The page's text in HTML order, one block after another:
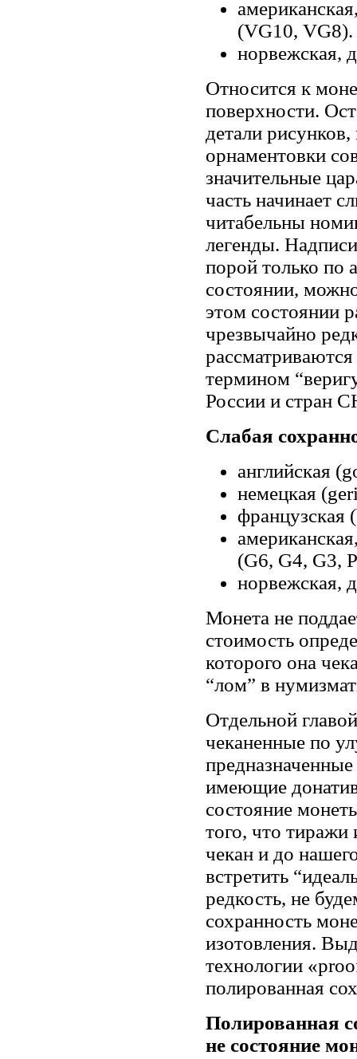
(VG10, VG8).
норвежская,
Относится к
поверхности.
детали
орнаментовки
значительные
часть начинает
читабельны
легенды.
порой только по
состоянии,
этом состоянии
чрезвычайно
термином
России и стран
Cлабая
английская
немецкая
французская
(G6, G4, G3,
норвежская,
Монета не
стоимость
которого она
“лом” в
Отдельной
чеканенные по
имеющие
состояние
того, что
чекан и до
встретить
редкость, не
сохранность
изотовления.
технологии
полированная
Полированная
не состояние